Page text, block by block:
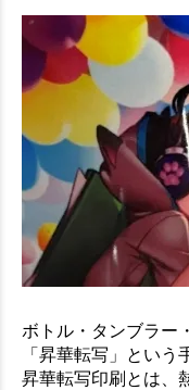
ボトル・タンブラー
「昇華転写」という
昇華転写印刷とは、